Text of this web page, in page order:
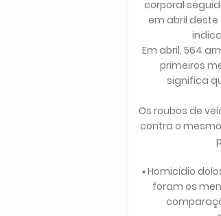
corporal
em abril deste
Em abril, 564
primeiros
significa
Os roubos de
contra o mesmo
▪ Homicídio
foram os